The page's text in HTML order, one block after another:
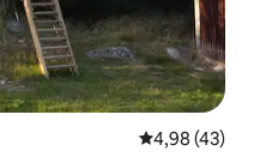
Просечна
4,98 (43)